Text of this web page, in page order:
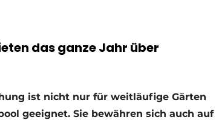
das ganze Jahr über
ist nicht nur für weitläufige Gärten
geeignet. Sie bewähren sich auch auf